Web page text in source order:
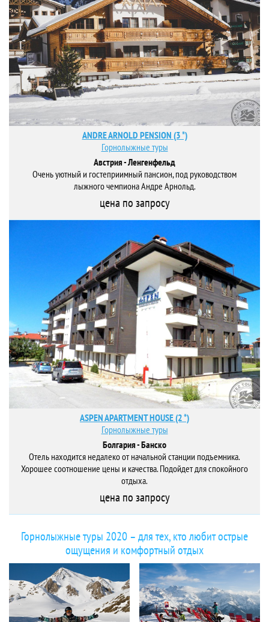
ANDRE ARNOLD PENSION (3 *)
Горнолыжные туры
Австрия - Ленгенфельд
Очень уютный и гостеприимный пансион, под руководством
лыжного чемпиона Андре Арнольд.
цена по запросу
ASPEN APARTMENT HOUSE (2 *)
Горнолыжные туры
Болгария - Банско
Отель находится недалеко от начальной станции подъемника.
Хорошее соотношение цены и качества. Подойдет для спокойного
отдыха.
цена по запросу
Горнолыжные туры 2020 – для тех, кто любит острые
ощущения и комфортный отдых